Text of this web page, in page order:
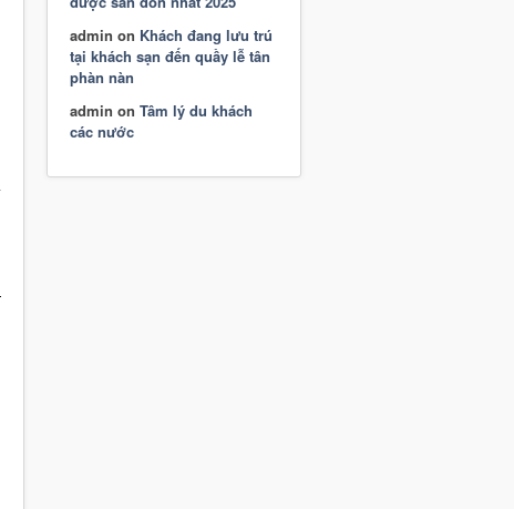
admin on Khách đang lưu trú
tại khách sạn đến quầy lễ tân
phàn nàn
admin on Tâm lý du khách
các nước